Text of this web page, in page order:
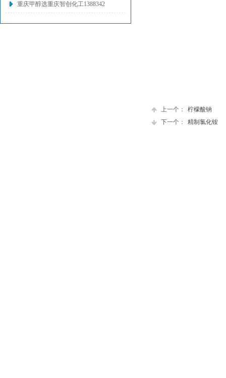
上一个：
柠檬酸钠
下一个：
精制氯化铵
重庆甲醇选重庆智创化工1388342